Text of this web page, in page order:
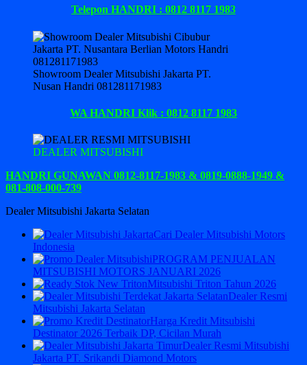
Telepon HANDRI : 0812 8117 1983
Showroom Dealer Mitsubishi Jakarta PT.
Nusan Handri 081281171983
WA HANDRI Klik : 0812 8117 1983
DEALER MITSUBISHI
HANDRI GUNAWAN 0812-8117-1983 & 0819-0888-1949 &
081-808-000-739
Dealer Mitsubishi Jakarta Selatan
Cari Dealer Mitsubishi Motors
Indonesia
PROGRAM PENJUALAN
MITSUBISHI MOTORS JANUARI 2026
Mitsubishi Triton Tahun 2026
Dealer Resmi
Mitsubishi Jakarta Selatan
Harga Kredit Mitsubishi
Destinator 2026 Terbaik DP, Cicilan Murah
Dealer Resmi Mitsubishi
Jakarta PT. Srikandi Diamond Motors